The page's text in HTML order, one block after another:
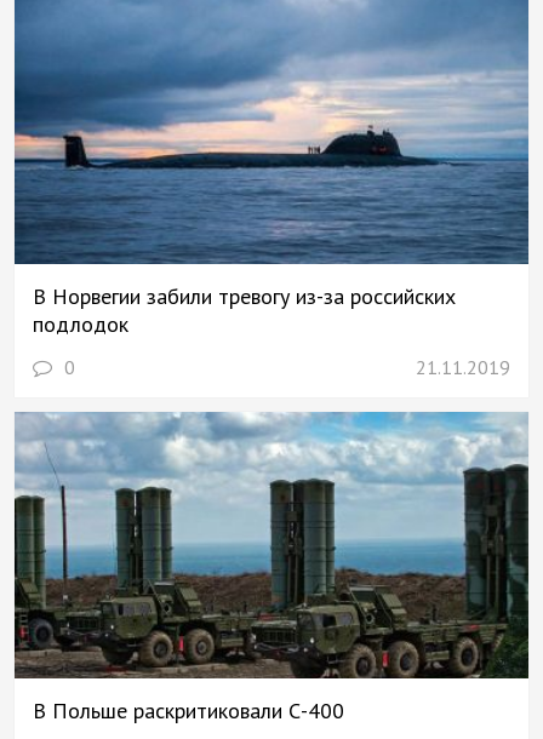
В Норвегии забили тревогу из-за российских
подлодок
0 21.11.2019
В Польше раскритиковали С-400